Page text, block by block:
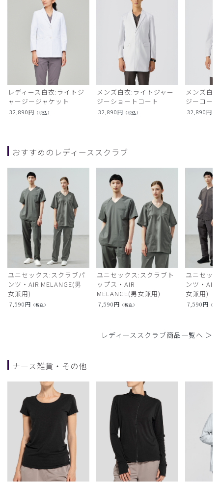
レディース白衣:ライトジ
ャージージャケット
32,890円 （税込）
メンズ白衣:ライトジャー
ジーショートコート
32,890円 （税込）
メンズ白
ジーコート
32,890円
おすすめのレディーススクラブ
ユニセックス:スクラブパ
ンツ・AIR MELANGE(男
女兼用)
7,590円 （税込）
ユニセックス:スクラブト
ップス・AIR
MELANGE(男女兼用)
7,590円 （税込）
ユニセッ
ンツ・AIR
女兼用)
7,590円 （税
レディーススクラブ商品一覧へ ＞
ナース雑貨・その他